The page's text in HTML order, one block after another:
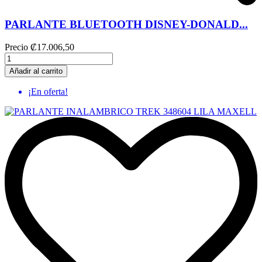
PARLANTE BLUETOOTH DISNEY-DONALD...
Precio ₡17.006,50
Añadir al carrito
¡En oferta!